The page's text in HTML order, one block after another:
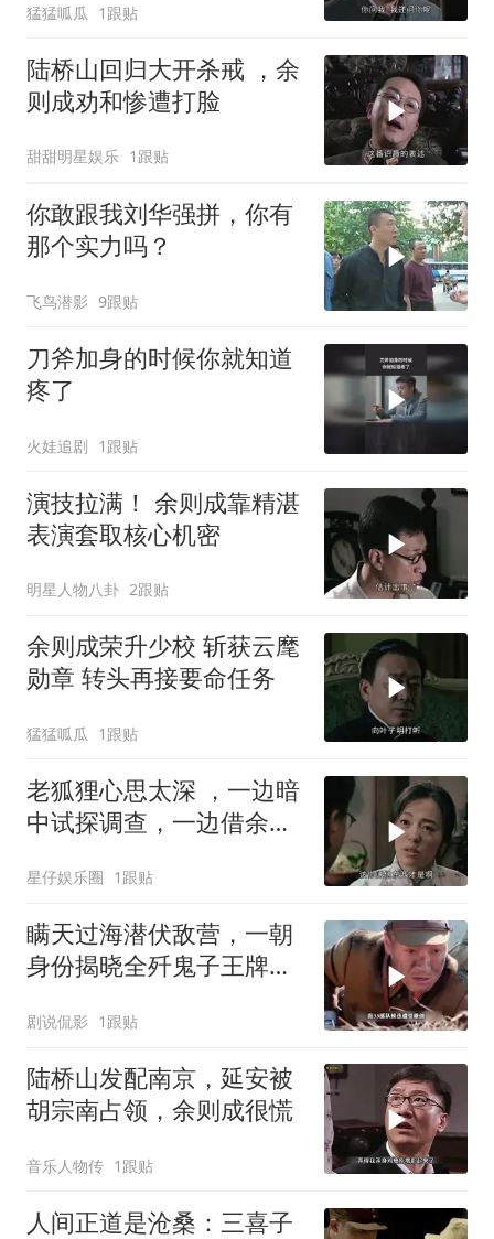
眼
猛猛呱瓜 1跟贴
陆桥山回归大开杀戒 ，余
则成劝和惨遭打脸
甜甜明星娱乐 1跟贴
你敢跟我刘华强拼，你有
那个实力吗？
飞鸟潜影 9跟贴
刀斧加身的时候你就知道
疼了
火娃追剧 1跟贴
演技拉满！ 余则成靠精湛
表演套取核心机密
明星人物八卦 2跟贴
余则成荣升少校 斩获云麾
勋章 转头再接要命任务
猛猛呱瓜 1跟贴
老狐狸心思太深 ，一边暗
中试探调查，一边借余则
星仔娱乐圈 1跟贴
瞒天过海潜伏敌营，一朝
身份揭晓全歼鬼子王牌部
剧说侃影 1跟贴
陆桥山发配南京，延安被
胡宗南占领，余则成很慌
音乐人物传 1跟贴
人间正道是沧桑：三喜子